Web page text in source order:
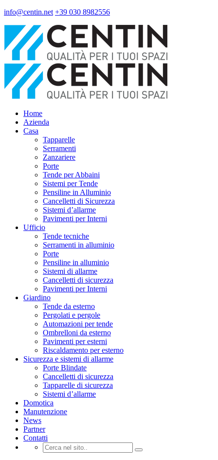
info@centin.net +39 030 8982556
Home
Azienda
Casa
Tapparelle
Serramenti
Zanzariere
Porte
Tende per Abbaini
Sistemi per Tende
Pensiline in Alluminio
Cancelletti di Sicurezza
Sistemi d’allarme
Pavimenti per Interni
Ufficio
Tende tecniche
Serramenti in alluminio
Porte
Pensiline in alluminio
Sistemi di allarme
Cancelletti di sicurezza
Pavimenti per Interni
Giardino
Tende da esterno
Pergolati e pergole
Automazioni per tende
Ombrelloni da esterno
Pavimenti per esterni
Riscaldamento per esterno
Sicurezza e sistemi di allarme
Porte Blindate
Cancelletti di sicurezza
Tapparelle di sicurezza
Sistemi d’allarme
Domotica
Manutenzione
News
Partner
Contatti